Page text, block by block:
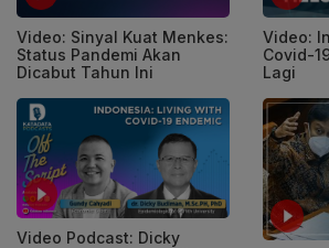
Video: Sinyal Kuat Menkes:
Status Pandemi Akan
Dicabut Tahun Ini
Video:
Covid-
Lagi
Video Podcast: Dicky